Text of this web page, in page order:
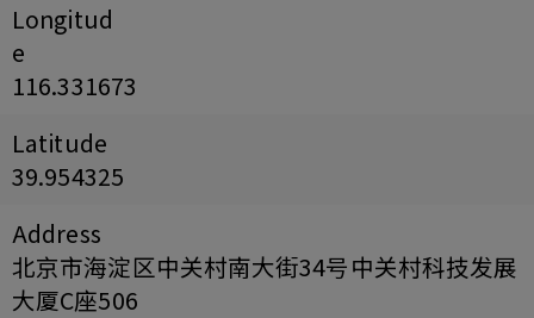
Longitud
e
116.331673
Latitude
39.954325
Address
北京市海淀区中关村南大街34号中关村科技发展
大厦C座506